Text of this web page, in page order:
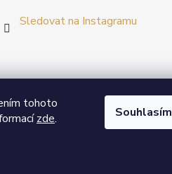
tohoto
zde. Souhlasím
Sledovat na Instagramu
nás neváhejte kontaktovat.